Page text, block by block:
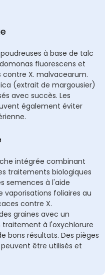
à base de talc
fluorescens et
contre X. malvacearum.
(extrait de margousier)
avec succès. Les
également éviter
intégrée combinant
traitements biologiques
semences à l'aide
vaporisations foliaires au
contre X.
graines avec un
à l'oxychlorure
bons résultats. Des pièges
être utilisés et